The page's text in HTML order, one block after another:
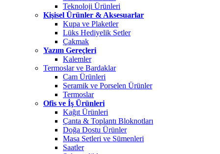
Teknoloji Ürünleri
Kişisel Ürünler & Aksesuarlar
Kupa ve Plaketler
Lüks Hediyelik Setler
Çakmak
Yazım Gereçleri
Kalemler
Termoslar ve Bardaklar
Cam Ürünleri
Seramik ve Porselen Ürünler
Termoslar
Ofis ve İş Ürünleri
Kağıt Ürünleri
Çanta & Toplantı Bloknotları
Doğa Dostu Ürünler
Masa Setleri ve Sümenleri
Saatler